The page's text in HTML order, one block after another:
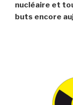
nucléaire et
buts encore